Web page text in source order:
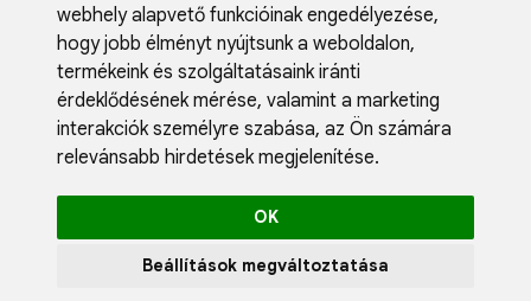
webhely alapvető funkcióinak engedélyezése,
hogy jobb élményt nyújtsunk a weboldalon,
termékeink és szolgáltatásaink iránti
érdeklődésének mérése, valamint a marketing
interakciók személyre szabása, az Ön számára
relevánsabb hirdetések megjelenítése.
OK
Beállítások megváltoztatása
Blog